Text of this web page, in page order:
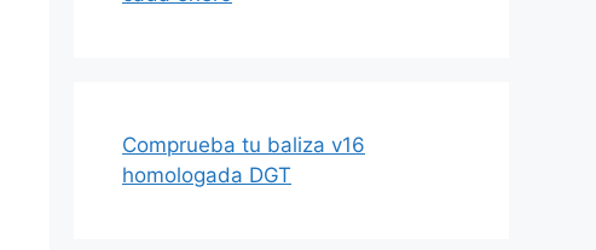
Comprueba tu baliza v16
homologada DGT